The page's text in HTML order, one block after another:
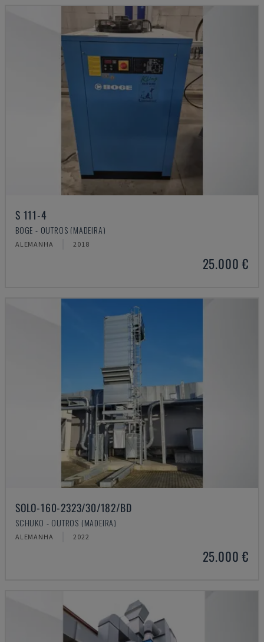
S 111-4
BOGE - OUTROS (MADEIRA)
ALEMANHA 2018
25.000 €
SOLO-160-2323/30/182/BD
SCHUKO - OUTROS (MADEIRA)
ALEMANHA 2022
25.000 €